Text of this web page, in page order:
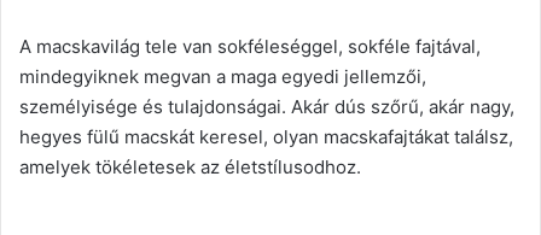
A macskavilág tele van sokféleséggel, sokféle fajtával,
mindegyiknek megvan a maga egyedi jellemzői,
személyisége és tulajdonságai. Akár dús szőrű, akár nagy,
hegyes fülű macskát keresel, olyan macskafajtákat találsz,
amelyek tökéletesek az életstílusodhoz.